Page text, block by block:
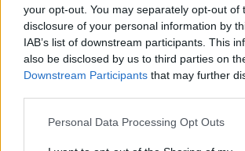
your opt-out. You may separately opt-out of
disclosure of your personal information by
IAB’s list of downstream participants. This
also be disclosed by us to third parties on
Downstream Participants that may further
Personal Data Processing Opt Outs
Πόλο έλξης αποτέλεσε το νέο Toyota
Kenshiki Forum 2025, γι’αυτό και
περάσει κάποιος αρκετό χρόνο μαζί
καθόλου κλειστοφοβικά σε σχέση με το